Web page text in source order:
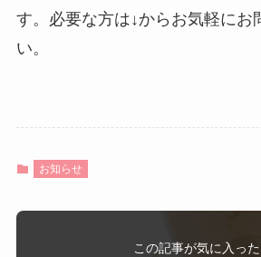
す。必要な方は↓からお気軽にお
い。
お知らせ
この記事が気に入った